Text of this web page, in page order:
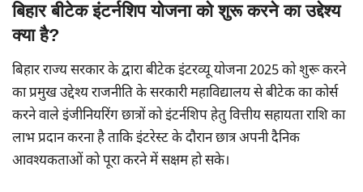
बिहार बीटेक इंटर्नशिप योजना को शुरू करने का उद्देश्य
क्या है?
बिहार राज्य सरकार के द्वारा बीटेक इंटरव्यू योजना 2025 को शुरू करने
का प्रमुख उद्देश्य राजनीति के सरकारी महाविद्यालय से बीटेक का कोर्स
करने वाले इंजीनियरिंग छात्रों को इंटर्नशिप हेतु वित्तीय सहायता राशि का
लाभ प्रदान करना है ताकि इंटरेस्ट के दौरान छात्र अपनी दैनिक
आवश्यकताओं को पूरा करने में सक्षम हो सके।